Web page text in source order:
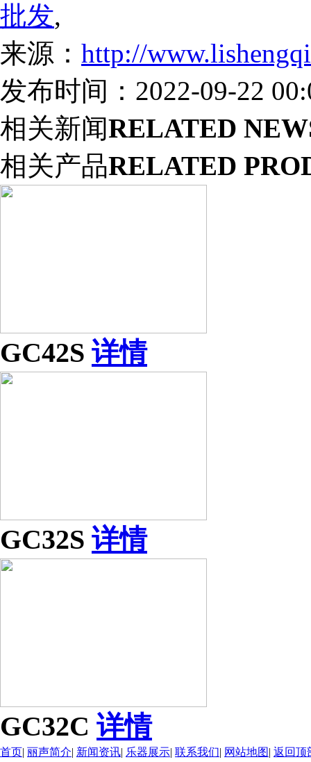
批发,
来源： http://
发布时间：2022-09-22
相关新闻RELATED
相关产品RELATED
GC42S 详情
GC32S 详情
GC32C 详情
首页| 丽声简介| 新闻资讯| 乐器展示| 联系我们| 网站地图| 返回顶